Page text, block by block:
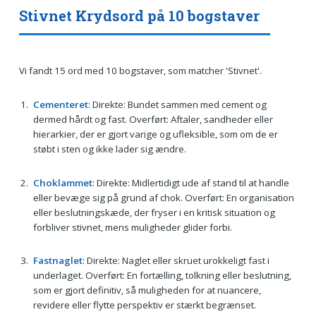
Stivnet Krydsord på 10 bogstaver
Vi fandt 15 ord med 10 bogstaver, som matcher 'Stivnet'.
Cementeret: Direkte: Bundet sammen med cement og
dermed hårdt og fast. Overført: Aftaler, sandheder eller
hierarkier, der er gjort varige og ufleksible, som om de er
støbt i sten og ikke lader sig ændre.
Choklammet: Direkte: Midlertidigt ude af stand til at handle
eller bevæge sig på grund af chok. Overført: En organisation
eller beslutningskæde, der fryser i en kritisk situation og
forbliver stivnet, mens muligheder glider forbi.
Fastnaglet: Direkte: Naglet eller skruet urokkeligt fast i
underlaget. Overført: En fortælling, tolkning eller beslutning,
som er gjort definitiv, så muligheden for at nuancere,
revidere eller flytte perspektiv er stærkt begrænset.